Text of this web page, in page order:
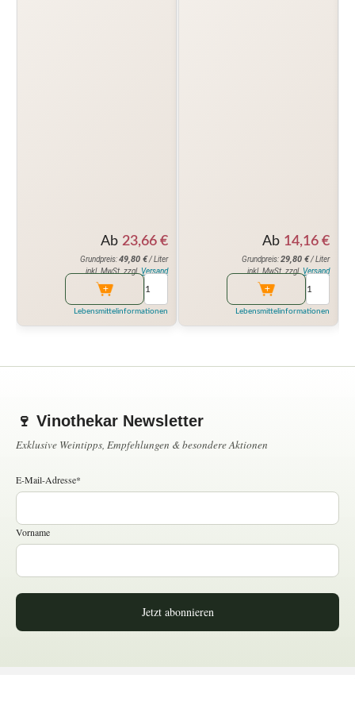
Ab 23,66 €
Grundpreis:49,80 €/ Liter
inkl. MwSt. zzgl.Versand
Lebensmittelinformationen
Ab 14,16 €
Grundpreis:29,80 €/ Liter
inkl. MwSt. zzgl.Versand
Lebensmittelinformationen
🍷 Vinothekar Newsletter
Exklusive Weintipps, Empfehlungen & besondere Aktionen
E-Mail-Adresse*
Vorname
Jetzt abonnieren